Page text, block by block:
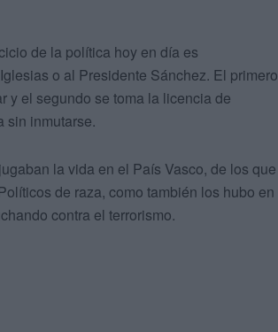
de la política hoy en día es
o al Presidente Sánchez. El primero
y el segundo se toma la licencia de
sin inmutarse.
la vida en el País Vasco, de los que
de raza, como también los hubo en
contra el terrorismo.